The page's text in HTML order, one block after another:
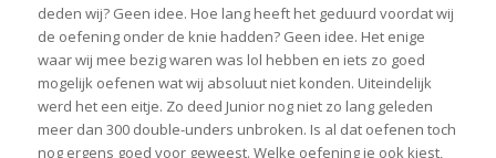
deden wij? Geen idee. Hoe lang heeft het geduurd voordat wij
de oefening onder de knie hadden? Geen idee. Het enige
waar wij mee bezig waren was lol hebben en iets zo goed
mogelijk oefenen wat wij absoluut niet konden. Uiteindelijk
werd het een eitje. Zo deed Junior nog niet zo lang geleden
meer dan 300 double-unders unbroken. Is al dat oefenen toch
nog ergens goed voor geweest. Welke oefening je ook kiest,